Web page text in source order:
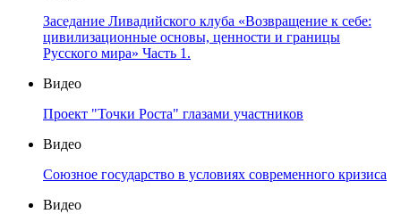
Заседание Ливадийского клуба «Возвращение к себе:
цивилизационные основы, ценности и границы
Русского мира» Часть 1.
Видео
Проект "Точки Роста" глазами участников
Видео
Союзное государство в условиях современного кризиса
Видео